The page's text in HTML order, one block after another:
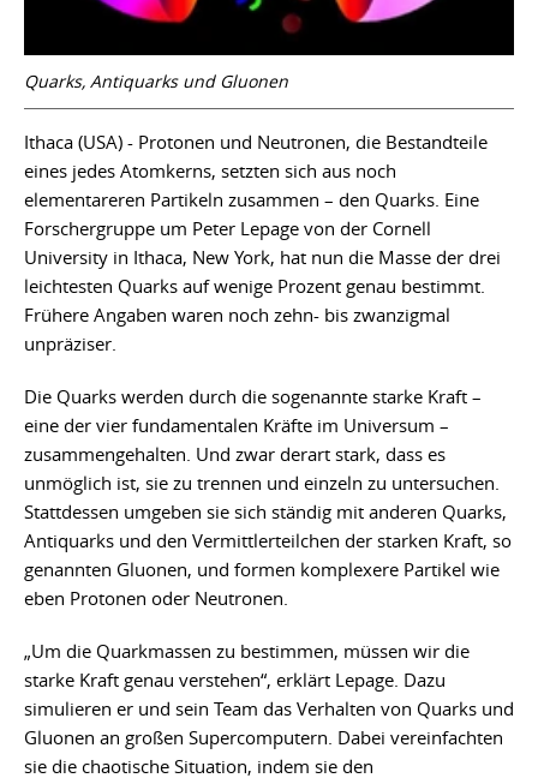
Quarks, Antiquarks und Gluonen
Ithaca (USA) - Protonen und Neutronen, die Bestandteile
eines jedes Atomkerns, setzten sich aus noch
elementareren Partikeln zusammen – den Quarks. Eine
Forschergruppe um Peter Lepage von der Cornell
University in Ithaca, New York, hat nun die Masse der drei
leichtesten Quarks auf wenige Prozent genau bestimmt.
Frühere Angaben waren noch zehn- bis zwanzigmal
unpräziser.
Die Quarks werden durch die sogenannte starke Kraft –
eine der vier fundamentalen Kräfte im Universum –
zusammengehalten. Und zwar derart stark, dass es
unmöglich ist, sie zu trennen und einzeln zu untersuchen.
Stattdessen umgeben sie sich ständig mit anderen Quarks,
Antiquarks und den Vermittlerteilchen der starken Kraft, so
genannten Gluonen, und formen komplexere Partikel wie
eben Protonen oder Neutronen.
„Um die Quarkmassen zu bestimmen, müssen wir die
starke Kraft genau verstehen“, erklärt Lepage. Dazu
simulieren er und sein Team das Verhalten von Quarks und
Gluonen an großen Supercomputern. Dabei vereinfachten
sie die chaotische Situation, indem sie den